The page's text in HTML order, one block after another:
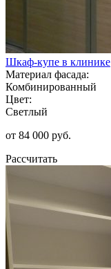
Шкаф-купе в клинике
Материал фасада:
Комбинированный
Цвет:
Светлый
от 84 000 руб.
Рассчитать